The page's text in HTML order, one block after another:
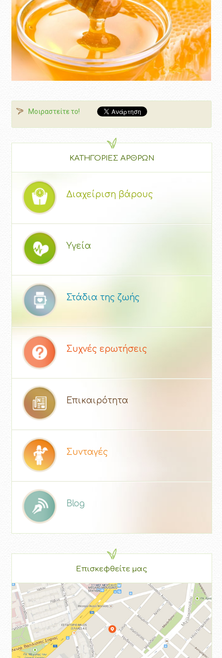
Μοιραστείτε το!
ΚΑΤΗΓΟΡΙΕΣ ΑΡΘΡΩΝ
Διαχείριση βάρους
Υγεία
Στάδια της ζωής
Συχνές ερωτήσεις
Επικαιρότητα
Συνταγές
Blog
Επισκεφθείτε μας